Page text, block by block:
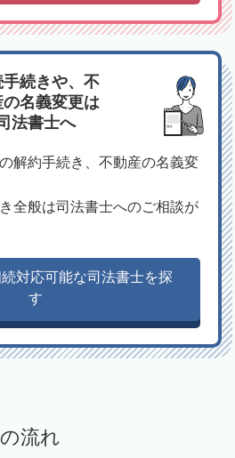
手続きや、不
名義変更は
法書士へ
解約手続き、不動産の名義変
全般は司法書士へのご相談が
対応可能な司法書士を探
す
流れ